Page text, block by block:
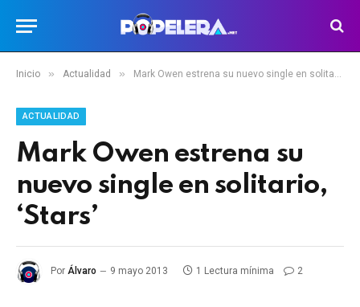
Inicio » Actualidad » Mark Owen estrena su nuevo single en solitario, ‘Stars’
ACTUALIDAD
Mark Owen estrena su
nuevo single en solitario,
‘Stars’
Por Álvaro 9 mayo 2013 1 Lectura mínima 2